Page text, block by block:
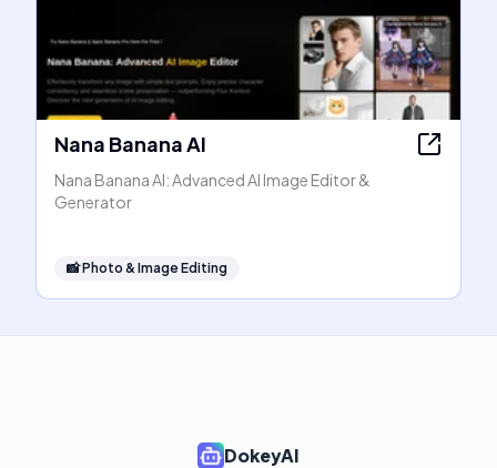
Nana Banana AI
Nana Banana AI: Advanced AI Image Editor &
Generator
📸Photo & Image Editing
DokeyAI